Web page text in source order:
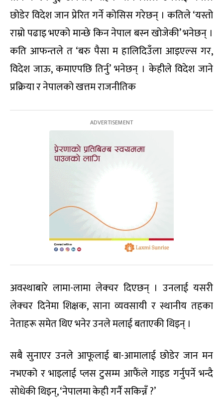
छोडेर विदेश जान प्रेरित गर्ने कोसिस गरेछन् । कतिले ‘यस्तो
राम्रो पढाइ भएको मान्छे किन नेपाल बस्न खोजेकी’ भनेछन् ।
कति आफन्तले त ‘बरु पैसा म हालिदिउँला आइएल्स गर,
विदेश जाऊ, कमाएपछि तिर्नु’ भनेछन् । केहीले विदेश जाने
प्रक्रिया र नेपालको खत्तम राजनीतिक
अवस्थाबारे लामा-लामा लेक्चर दिएछन् । उनलाई यसरी
लेक्चर दिनेमा शिक्षक, साना व्यवसायी र स्थानीय तहका
नेताहरू समेत थिए भनेर उनले मलाई बताएकी थिइन् ।
सबै सुनाएर उनले आफूलाई बा-आमालाई छोडेर जान मन
नभएको र भाइलाई प्लस टुसम्म आफैंले गाइड गर्नुपर्ने भन्दै
सोधेकी थिइन्, ‘नेपालमा केही गर्नै सकिन्नँ ?’